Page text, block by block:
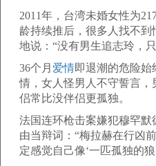
2011年，台湾未婚女性为
龄持续推后，很多人找不
地说：“没有男生追志玲，
36个月 爱情即退潮的危险
情，女人怪男人不守誓言
侣常比没伴侣更孤独。
法国连环枪击案嫌犯穆罕默
由当辩词：“梅拉赫在行凶
定感觉自己像‘一匹孤独的狼